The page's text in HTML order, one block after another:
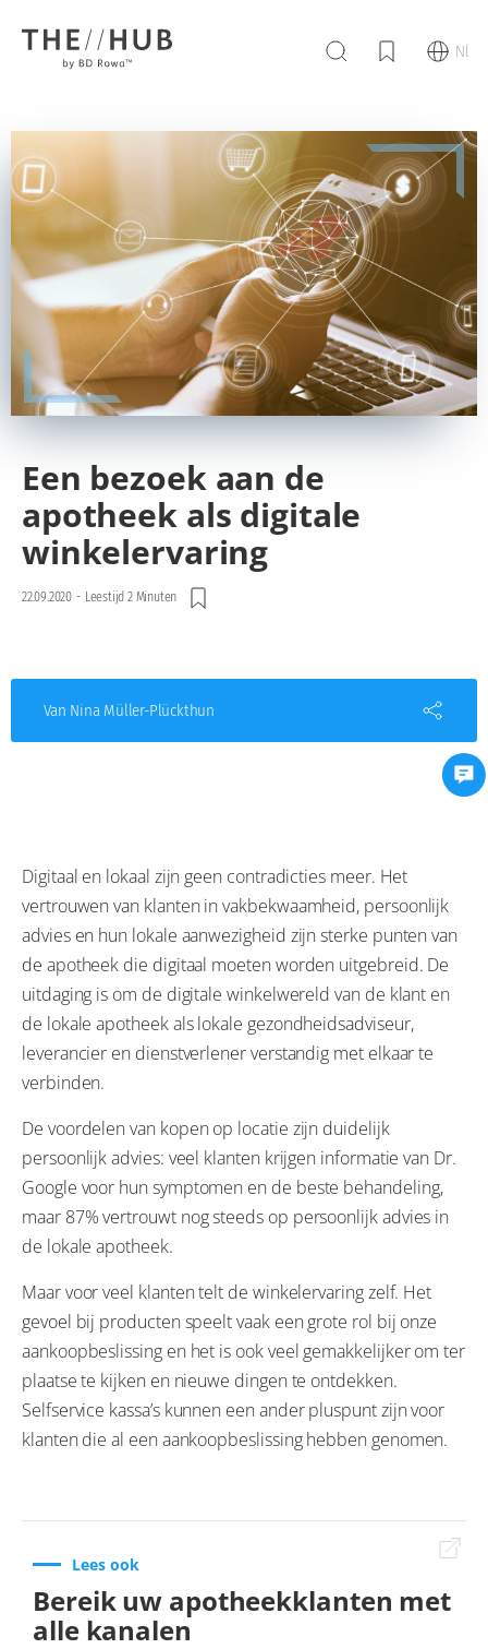
Nl
Een bezoek aan de
apotheek als digitale
winkelervaring
22.09.2020 - Leestijd 2 Minuten
Van Nina Müller-Plückthun
Digitaal en lokaal zijn geen contradicties meer. Het
vertrouwen van klanten in vakbekwaamheid, persoonlijk
advies en hun lokale aanwezigheid zijn sterke punten van
de apotheek die digitaal moeten worden uitgebreid. De
uitdaging is om de digitale winkelwereld van de klant en
de lokale apotheek als lokale gezondheidsadviseur,
leverancier en dienstverlener verstandig met elkaar te
verbinden.
De voordelen van kopen op locatie zijn duidelijk
persoonlijk advies: veel klanten krijgen informatie van Dr.
Google voor hun symptomen en de beste behandeling,
maar 87% vertrouwt nog steeds op persoonlijk advies in
de lokale apotheek.
Maar voor veel klanten telt de winkelervaring zelf. Het
gevoel bij producten speelt vaak een grote rol bij onze
aankoopbeslissing en het is ook veel gemakkelijker om ter
plaatse te kijken en nieuwe dingen te ontdekken.
Selfservice kassa’s kunnen een ander pluspunt zijn voor
klanten die al een aankoopbeslissing hebben genomen.
Lees ook
Bereik uw apotheekklanten met
alle kanalen